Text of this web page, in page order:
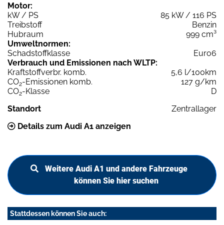
Motor:
kW / PS
85 kW / 116 PS
Treibstoff
Benzin
Hubraum
999 cm³
Umweltnormen:
Schadstoffklasse
Euro6
Verbrauch und Emissionen nach WLTP:
Kraftstoffverbr. komb.
5,6 l/100km
CO2-Emissionen komb.
127 g/km
CO2-Klasse
D
Standort
Zentrallager
Details zum Audi A1 anzeigen
Weitere Audi A1 und andere Fahrzeuge
können Sie hier suchen
Stattdessen können Sie auch: